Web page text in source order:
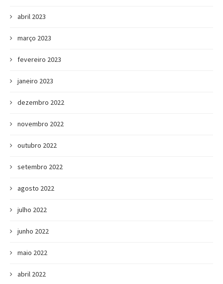
abril 2023
março 2023
fevereiro 2023
janeiro 2023
dezembro 2022
novembro 2022
outubro 2022
setembro 2022
agosto 2022
julho 2022
junho 2022
maio 2022
abril 2022